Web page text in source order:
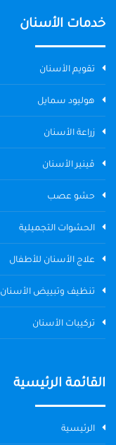
خدمات الأسنان
تقويم الأسنان
هوليود سمايل
زراعة الأسنان
ڤينير الأسنان
حشو عصب
الحشوات التجميلية
علاج الأسنان للأطفال
تنظيف وتبييض الأسنان
تركيبات الأسنان
القائمة الرئيسية
الرئيسية